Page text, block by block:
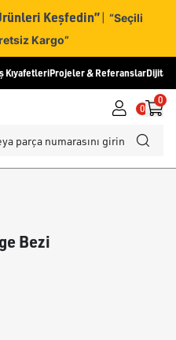
Keşfedin”| “Seçili
Kargo”
KıyafetleriProjeler & ReferanslarDijital
0
0
Bezi